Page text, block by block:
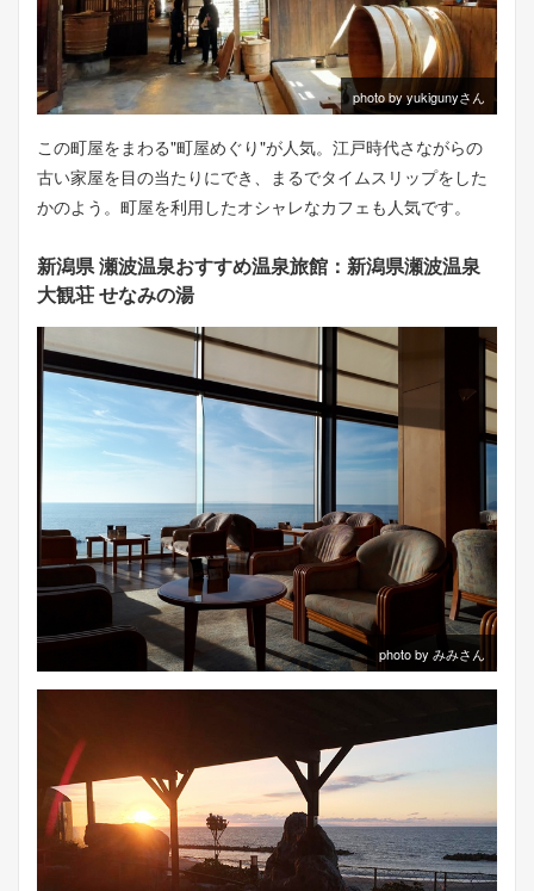
photo by yukigunyさん
この町屋をまわる"町屋めぐり"が人気。江戸時代さながらの
古い家屋を目の当たりにでき、まるでタイムスリップをした
かのよう。町屋を利用したオシャレなカフェも人気です。
新潟県 瀬波温泉おすすめ温泉旅館：新潟県瀬波温泉
大観荘 せなみの湯
photo by みみさん